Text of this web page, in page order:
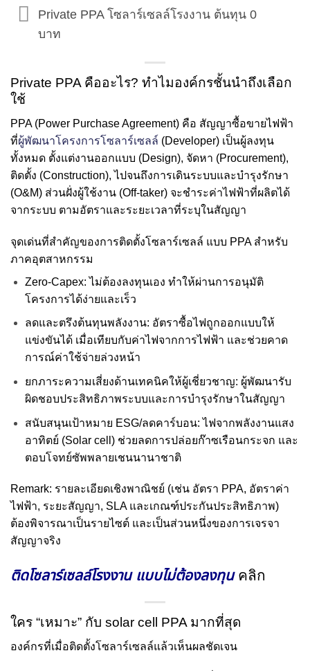
Private PPA โซลาร์เซลล์โรงงาน ต้นทุน 0
บาท
Private PPA คืออะไร? ทำไมองค์กรชั้นนำถึงเลือก
ใช้
PPA (Power Purchase Agreement) คือ สัญญาซื้อขายไฟฟ้า
ที่ผู้พัฒนาโครงการโซลาร์เซลล์ (Developer) เป็นผู้ลงทุน
ทั้งหมด ตั้งแต่งานออกแบบ (Design), จัดหา (Procurement),
ติดตั้ง (Construction), ไปจนถึงการเดินระบบและบำรุงรักษา
(O&M) ส่วนฝั่งผู้ใช้งาน (Off-taker) จะชำระค่าไฟฟ้าที่ผลิตได้
จากระบบ ตามอัตราและระยะเวลาที่ระบุในสัญญา
จุดเด่นที่สำคัญของการติดตั้งโซลาร์เซลล์ แบบ PPA สำหรับ
ภาคอุตสาหกรรม
Zero-Capex: ไม่ต้องลงทุนเอง ทำให้ผ่านการอนุมัติ
โครงการได้ง่ายและเร็ว
ลดและตรึงต้นทุนพลังงาน: อัตราซื้อไฟถูกออกแบบให้
แข่งขันได้ เมื่อเทียบกับค่าไฟจากการไฟฟ้า และช่วยคาด
การณ์ค่าใช้จ่ายล่วงหน้า
ยกภาระความเสี่ยงด้านเทคนิคให้ผู้เชี่ยวชาญ: ผู้พัฒนารับ
ผิดชอบประสิทธิภาพระบบและการบำรุงรักษาในสัญญา
สนับสนุนเป้าหมาย ESG/ลดคาร์บอน: ไฟจากพลังงานแสง
อาทิตย์ (Solar cell) ช่วยลดการปล่อยก๊าซเรือนกระจก และ
ตอบโจทย์ซัพพลายเชนนานาชาติ
Remark: รายละเอียดเชิงพาณิชย์ (เช่น อัตรา PPA, อัตราค่า
ไฟฟ้า, ระยะสัญญา, SLA และเกณฑ์ประกันประสิทธิภาพ)
ต้องพิจารณาเป็นรายไซต์ และเป็นส่วนหนึ่งของการเจรจา
สัญญาจริง
ติดโซลาร์เซลล์โรงงาน แบบไม่ต้องลงทุน คลิก
ใคร “เหมาะ” กับ solar cell PPA มากที่สุด
องค์กรที่เมื่อติดตั้งโซลาร์เซลล์แล้วเห็นผลชัดเจน